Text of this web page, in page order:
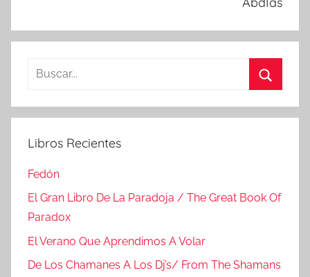
Buscar:
Libros Recientes
Fedón
El Gran Libro De La Paradoja / The Great Book Of
Paradox
El Verano Que Aprendimos A Volar
De Los Chamanes A Los Dj’s/ From The Shamans